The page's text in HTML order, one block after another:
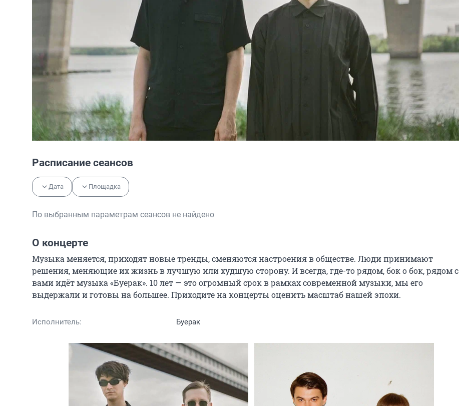
Расписание сеансов
Дата Площадка
По выбранным параметрам сеансов не найдено
О концерте
Музыка меняется, приходят новые тренды, сменяются настроения в обществе. Люди принимают
решения, меняющие их жизнь в лучшую или худшую сторону. И всегда, где-то рядом, бок о бок, рядом с
вами идёт музыка «Буерак». 10 лет — это огромный срок в рамках современной музыки, мы его
выдержали и готовы на большее. Приходите на концерты оценить масштаб нашей эпохи.
Исполнитель: Буерак